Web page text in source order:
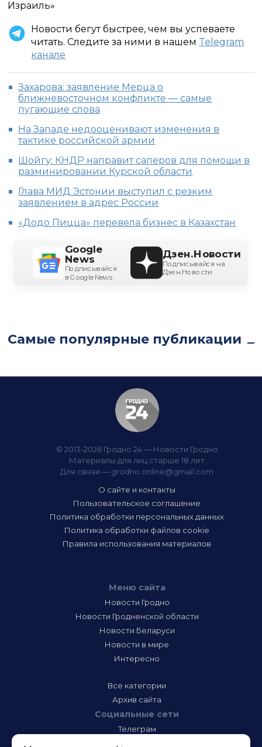
Израиль»
Новости бегут быстрее, чем вы успеваете
читать. Следите за ними в нашем Telegram
канале
Захарова: заявление Мерца о
ближневосточном конфликте — самые
пугающие слова
На Западе недооценивают изменения в
тактике российской армии
Шойгу: КНДР направит саперов для помощи в
разминировании Курской области
Глава МИД Эстонии выступил с резким
заявлением в адрес России
«Додо Пицца» перевела бизнес в Казахстан
Google
News
Подписывайся
в Google News
Дзен.Новости
Подписывайся на
Дзен.Новости
Самые популярные публикации
© 2013-2026 Гродно 24 — Новости Гродно
Материалы для лиц старше 18 лет
Для связи — grodno.online@gmail.com
О сайте и контакты
Пользовательское соглашение
Политика обработки персональных данных
Политика обработки файлов cookie
Правила использования материалов
Меню сайта
Новости Гродно
Новости Гродненской области
Новости Беларуси
Новости в мире
Интересно
Все категории
Архив сайта
Социальные сети
Телеграм